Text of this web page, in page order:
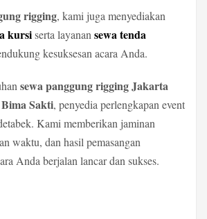
rigging, kami juga menyediakan
kursiserta layanan sewa tenda
kesuksesan acara Anda.
sewa panggung rigging Jakarta
Sakti, penyedia perlengkapan event
Kami memberikan jaminan
waktu, dan hasil pemasangan
Anda berjalan lancar dan sukses.